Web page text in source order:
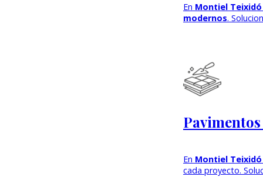
En Montiel Teixidó
modernos.
En Montiel Teixidó
cada proyecto.